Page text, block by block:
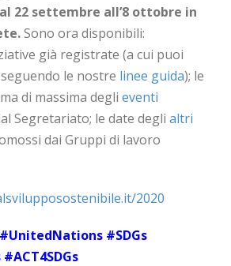
22 settembre all’8 ottobre in
Sono ora disponibili:
già registrate (a cui puoi
le nostre linee guida); le
di massima degli eventi
Segretariato; le date degli altri
dai Gruppi di lavoro
2020
#SDGs